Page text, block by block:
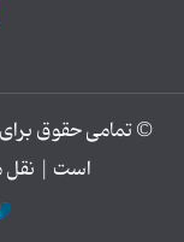
© تمامی حقوق
است | نقل